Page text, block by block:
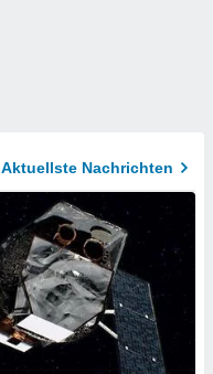
Aktuellste Nachrichten